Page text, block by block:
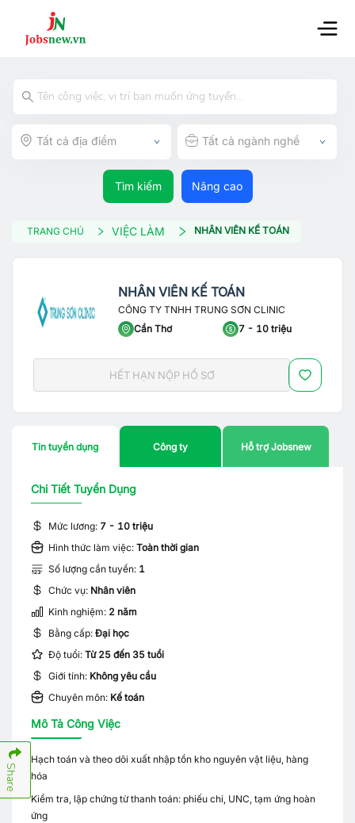
Tất cả địa điểm Tất cả ngành nghề
Tìm kiếm Nâng cao
TRANG CHỦ VIỆC LÀM NHÂN VIÊN KẾ TOÁN
NHÂN VIÊN KẾ TOÁN
CÔNG TY TNHH TRUNG SƠN CLINIC
Cần Thơ
7 - 10 triệu
HẾT HẠN NỘP HỒ SƠ
Tin tuyển dụng Công ty Hỗ trợ Jobsnew
Chi Tiết Tuyển Dụng
Mức lương: 7 - 10 triệu
Hình thức làm việc: Toàn thời gian
Số lượng cần tuyển: 1
Chức vụ: Nhân viên
Kinh nghiệm: 2 năm
Bằng cấp: Đại học
Độ tuổi: Từ 25 đến 35 tuổi
Giới tính: Không yêu cầu
Chuyên môn: Kế toán
Mô Tả Công Việc
Hạch toán và theo dõi xuất nhập tồn kho nguyên vật liệu, hàng
hóa
Kiểm tra, lập chứng từ thanh toán: phiếu chi, UNC, tạm ứng hoàn
ứng
Share